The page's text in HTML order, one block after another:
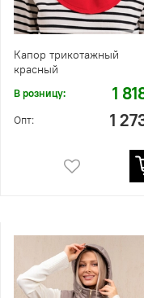
Капор трикотажный
красный
В розницу: 1
Опт: 1